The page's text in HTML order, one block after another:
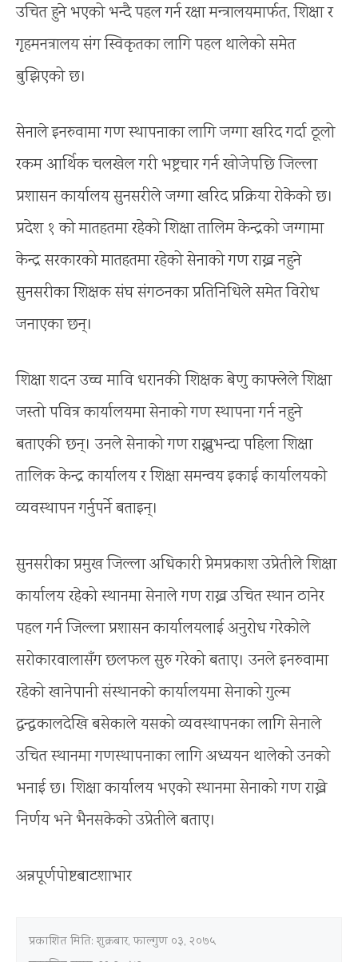
उचित हुने भएको भन्दै पहल गर्न रक्षा मन्त्रालयमार्फत, शिक्षा र
गृहमनत्रालय संग स्विकृतका लागि पहल थालेको समेत
बुझिएको छ।
सेनाले इनरुवामा गण स्थापनाका लागि जग्गा खरिद गर्दा ठूलो
रकम आर्थिक चलखेल गरी भष्ट्रचार गर्न खोजेपछि जिल्ला
प्रशासन कार्यालय सुनसरीले जग्गा खरिद प्रक्रिया रोकेको छ।
प्रदेश १ को मातहतमा रहेको शिक्षा तालिम केन्द्रको जग्गामा
केन्द्र सरकारको मातहतमा रहेको सेनाको गण राख्न नहुने
सुनसरीका शिक्षक संघ संगठनका प्रतिनिधिले समेत विरोध
जनाएका छन्।
शिक्षा शदन उच्च मावि धरानकी शिक्षक बेणु काफ्लेले शिक्षा
जस्तो पवित्र कार्यालयमा सेनाको गण स्थापना गर्न नहुने
बताएकी छन्। उनले सेनाको गण राख्नुभन्दा पहिला शिक्षा
तालिक केन्द्र कार्यालय र शिक्षा समन्वय इकाई कार्यालयको
व्यवस्थापन गर्नुपर्ने बताइन्।
सुनसरीका प्रमुख जिल्ला अधिकारी प्रेमप्रकाश उप्रेतीले शिक्षा
कार्यालय रहेको स्थानमा सेनाले गण राख्न उचित स्थान ठानेर
पहल गर्न जिल्ला प्रशासन कार्यालयलाई अनुरोध गरेकोले
सरोकारवालासँग छलफल सुरु गरेको बताए। उनले इनरुवामा
रहेको खानेपानी संस्थानको कार्यालयमा सेनाको गुल्म
द्वन्द्वकालदेखि बसेकाले यसको व्यवस्थापनका लागि सेनाले
उचित स्थानमा गणस्थापनाका लागि अध्ययन थालेको उनको
भनाई छ। शिक्षा कार्यालय भएको स्थानमा सेनाको गण राख्ने
निर्णय भने भैनसकेको उप्रेतीले बताए।
अन्नपूर्णपोष्टबाटशाभार
प्रकाशित मिति:शुक्रबार, फाल्गुण ०३, २०७५